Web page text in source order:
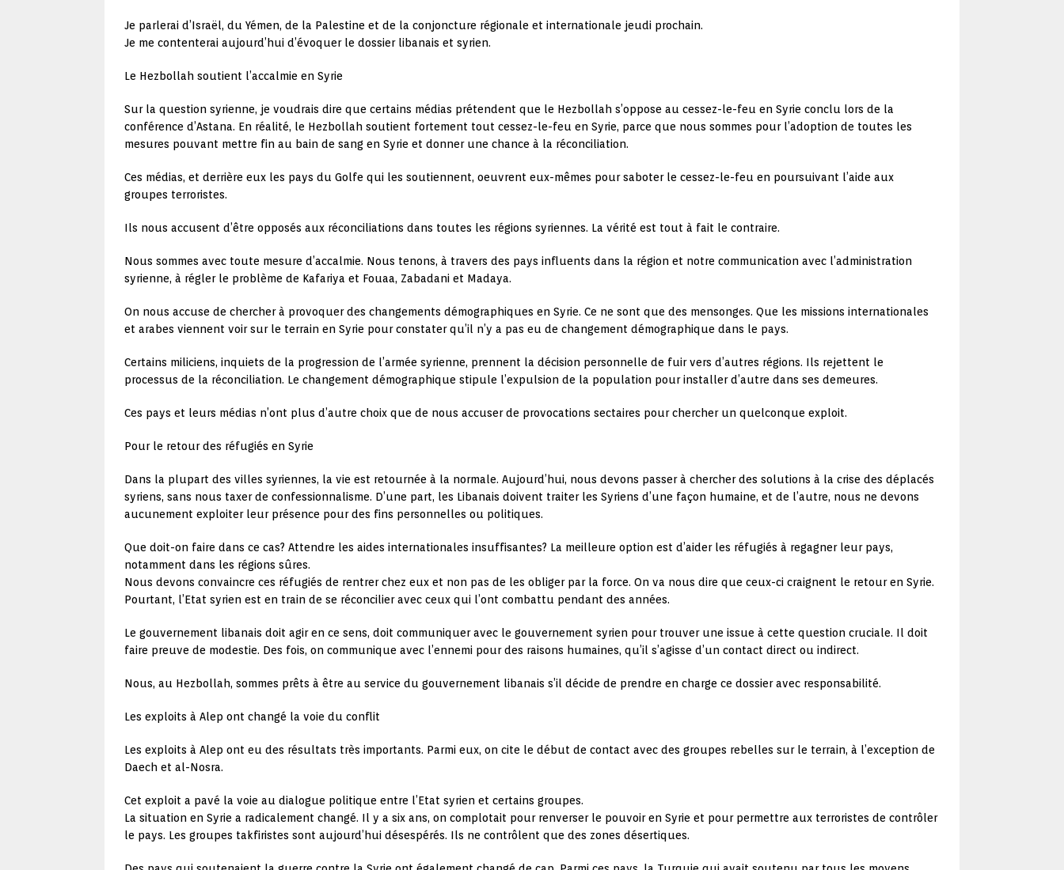
Je parlerai d’Israël, du Yémen, de la Palestine et de la conjoncture régionale et internationale jeudi prochain.
Je me contenterai aujourd’hui d’évoquer le dossier libanais et syrien.
Le Hezbollah soutient l’accalmie en Syrie
Sur la question syrienne, je voudrais dire que certains médias prétendent que le Hezbollah s’oppose au cessez-le-feu en Syrie conclu lors de la
conférence d’Astana. En réalité, le Hezbollah soutient fortement tout cessez-le-feu en Syrie, parce que nous sommes pour l’adoption de toutes les
mesures pouvant mettre fin au bain de sang en Syrie et donner une chance à la réconciliation.
Ces médias, et derrière eux les pays du Golfe qui les soutiennent, oeuvrent eux-mêmes pour saboter le cessez-le-feu en poursuivant l’aide aux
groupes terroristes.
Ils nous accusent d’être opposés aux réconciliations dans toutes les régions syriennes. La vérité est tout à fait le contraire.
Nous sommes avec toute mesure d’accalmie. Nous tenons, à travers des pays influents dans la région et notre communication avec l’administration
syrienne, à régler le problème de Kafariya et Fouaa, Zabadani et Madaya.
On nous accuse de chercher à provoquer des changements démographiques en Syrie. Ce ne sont que des mensonges. Que les missions internationales
et arabes viennent voir sur le terrain en Syrie pour constater qu’il n’y a pas eu de changement démographique dans le pays.
Certains miliciens, inquiets de la progression de l’armée syrienne, prennent la décision personnelle de fuir vers d’autres régions. Ils rejettent le
processus de la réconciliation. Le changement démographique stipule l’expulsion de la population pour installer d’autre dans ses demeures.
Ces pays et leurs médias n’ont plus d’autre choix que de nous accuser de provocations sectaires pour chercher un quelconque exploit.
Pour le retour des réfugiés en Syrie
Dans la plupart des villes syriennes, la vie est retournée à la normale. Aujourd’hui, nous devons passer à chercher des solutions à la crise des déplacés
syriens, sans nous taxer de confessionnalisme. D’une part, les Libanais doivent traiter les Syriens d’une façon humaine, et de l’autre, nous ne devons
aucunement exploiter leur présence pour des fins personnelles ou politiques.
Que doit-on faire dans ce cas? Attendre les aides internationales insuffisantes? La meilleure option est d’aider les réfugiés à regagner leur pays,
notamment dans les régions sûres.
Nous devons convaincre ces réfugiés de rentrer chez eux et non pas de les obliger par la force. On va nous dire que ceux-ci craignent le retour en Syrie.
Pourtant, l’Etat syrien est en train de se réconcilier avec ceux qui l’ont combattu pendant des années.
Le gouvernement libanais doit agir en ce sens, doit communiquer avec le gouvernement syrien pour trouver une issue à cette question cruciale. Il doit
faire preuve de modestie. Des fois, on communique avec l’ennemi pour des raisons humaines, qu’il s’agisse d’un contact direct ou indirect.
Nous, au Hezbollah, sommes prêts à être au service du gouvernement libanais s’il décide de prendre en charge ce dossier avec responsabilité.
Les exploits à Alep ont changé la voie du conflit
Les exploits à Alep ont eu des résultats très importants. Parmi eux, on cite le début de contact avec des groupes rebelles sur le terrain, à l’exception de
Daech et al-Nosra.
Cet exploit a pavé la voie au dialogue politique entre l’Etat syrien et certains groupes.
La situation en Syrie a radicalement changé. Il y a six ans, on complotait pour renverser le pouvoir en Syrie et pour permettre aux terroristes de contrôler
le pays. Les groupes takfiristes sont aujourd’hui désespérés. Ils ne contrôlent que des zones désertiques.